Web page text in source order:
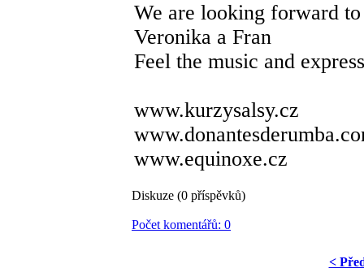
We are looking forward
Veronika a Fran
Feel the music and
www.kurzysalsy.cz
www.equinoxe.cz
Diskuze (0 příspěvků)
Počet komentářů: 0
<